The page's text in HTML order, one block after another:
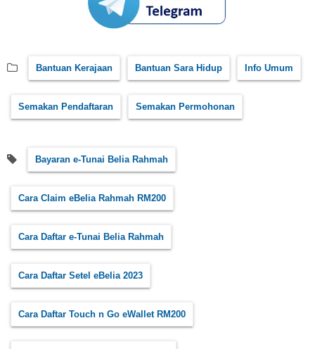
Bantuan Kerajaan Bantuan Sara Hidup Info Umum
Semakan Pendaftaran Semakan Permohonan
Bayaran e-Tunai Belia Rahmah
Cara Claim eBelia Rahmah RM200
Cara Daftar e-Tunai Belia Rahmah
Cara Daftar Setel eBelia 2023
Cara Daftar Touch n Go eWallet RM200